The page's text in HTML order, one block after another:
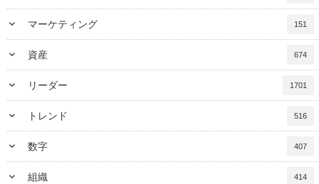
keyboard_arrow_down マーケティング 151
keyboard_arrow_down 資産 674
keyboard_arrow_down リーダー 1701
keyboard_arrow_down トレンド 516
keyboard_arrow_down 数字 407
keyboard_arrow_down 組織 414